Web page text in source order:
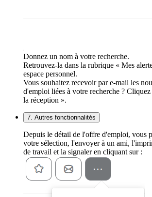
Donnez un nom à votre recherche.
Retrouvez-la dans la rubrique « Mes
espace personnel.
Vous souhaitez recevoir par e-mail les
d'emploi liées à votre recherche ?
la réception ».
7. Autres fonctionnalités
Depuis le détail de l'offre d'emploi, vous
votre sélection, l'envoyer à un ami,
de travail et la signaler en cliquant sur :